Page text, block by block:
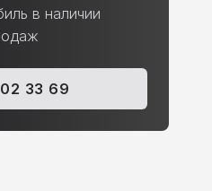
в наличии
33 69